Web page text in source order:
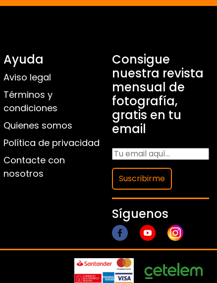
Ayuda
Aviso legal
Términos y
condiciones
Quienes somos
Política de privacidad
Contacte con
nosotros
Consigue
nuestra revista
mensual de
fotografía,
gratis en tu
email
Suscribirme
Síguenos